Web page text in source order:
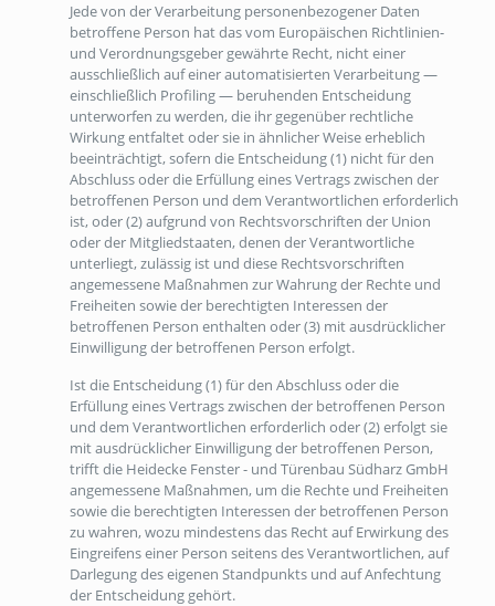
Jede von der Verarbeitung personenbezogener Daten
betroffene Person hat das vom Europäischen Richtlinien-
und Verordnungsgeber gewährte Recht, nicht einer
ausschließlich auf einer automatisierten Verarbeitung —
einschließlich Profiling — beruhenden Entscheidung
unterworfen zu werden, die ihr gegenüber rechtliche
Wirkung entfaltet oder sie in ähnlicher Weise erheblich
beeinträchtigt, sofern die Entscheidung (1) nicht für den
Abschluss oder die Erfüllung eines Vertrags zwischen der
betroffenen Person und dem Verantwortlichen erforderlich
ist, oder (2) aufgrund von Rechtsvorschriften der Union
oder der Mitgliedstaaten, denen der Verantwortliche
unterliegt, zulässig ist und diese Rechtsvorschriften
angemessene Maßnahmen zur Wahrung der Rechte und
Freiheiten sowie der berechtigten Interessen der
betroffenen Person enthalten oder (3) mit ausdrücklicher
Einwilligung der betroffenen Person erfolgt.
Ist die Entscheidung (1) für den Abschluss oder die
Erfüllung eines Vertrags zwischen der betroffenen Person
und dem Verantwortlichen erforderlich oder (2) erfolgt sie
mit ausdrücklicher Einwilligung der betroffenen Person,
trifft die Heidecke Fenster - und Türenbau Südharz GmbH
angemessene Maßnahmen, um die Rechte und Freiheiten
sowie die berechtigten Interessen der betroffenen Person
zu wahren, wozu mindestens das Recht auf Erwirkung des
Eingreifens einer Person seitens des Verantwortlichen, auf
Darlegung des eigenen Standpunkts und auf Anfechtung
der Entscheidung gehört.